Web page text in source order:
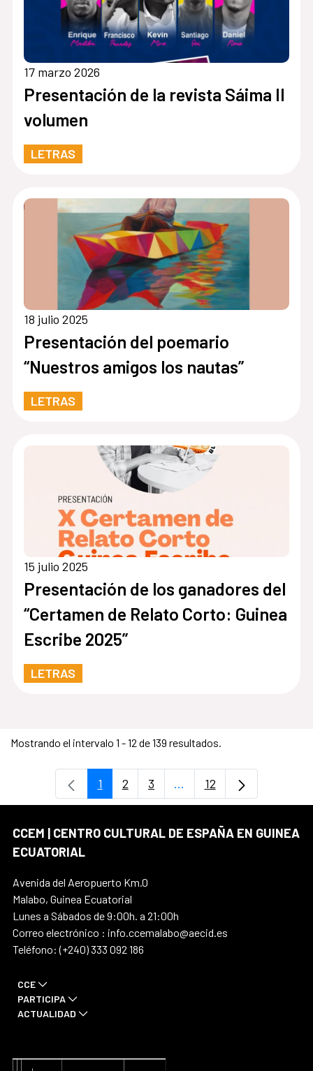
17 marzo 2026
Presentación de la revista Sáima II
volumen
LETRAS
18 julio 2025
Presentación del poemario
“Nuestros amigos los nautas”
LETRAS
15 julio 2025
Presentación de los ganadores del
“Certamen de Relato Corto: Guinea
Escribe 2025”
LETRAS
Mostrando el intervalo 1 - 12 de 139 resultados.
Página
1 Página
2 Página
3 ...Páginas intermedias
Página
12
CCEM | CENTRO CULTURAL DE ESPAÑA EN GUINEA
ECUATORIAL
Avenida del Aeropuerto Km.0
Malabo, Guinea Ecuatorial
Lunes a Sábados de 9:00h. a 21:00h
Correo electrónico : info.ccemalabo@aecid.es
Teléfono: (+240) 333 092 186
CCE
PARTICIPA
ACTUALIDAD